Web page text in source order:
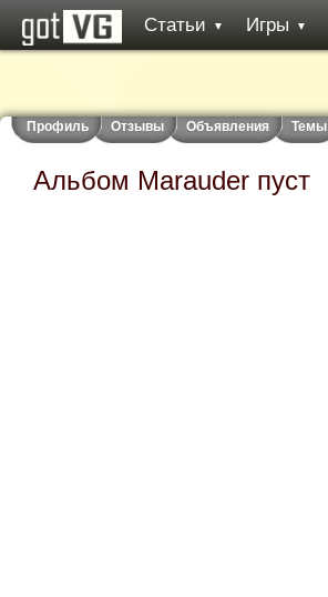
Статьи ▼ Игры ▼
Профиль Отзывы Объявления Темы
Альбом Marauder пуст